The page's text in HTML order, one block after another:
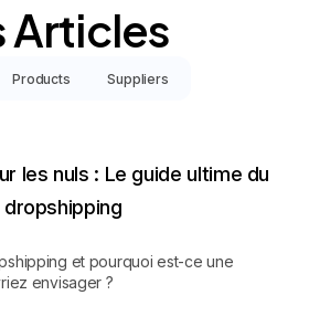
Articles
Products Suppliers
les nuls : Le guide ultime du
et pourquoi est-ce une
envisager ?